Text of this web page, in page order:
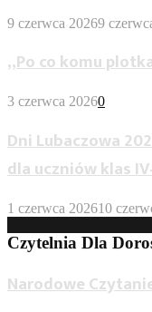
9 czerwca 20269
„Po co komu
3 czerwca 20260
Dni Lubaczowa
dla uczniów klas
1 czerwca 202610
Czytelnia Dla
Narodowe